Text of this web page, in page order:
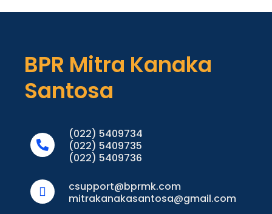
BPR Mitra Kanaka
Santosa
(022) 5409734
(022) 5409735
(022) 5409736
csupport@bprmk.com
mitrakanakasantosa@gmail.com